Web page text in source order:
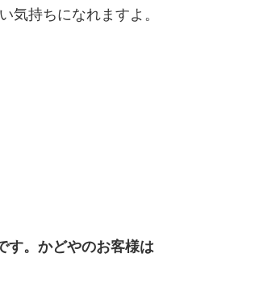
気持ちになれますよ。
す。かどやのお客様は